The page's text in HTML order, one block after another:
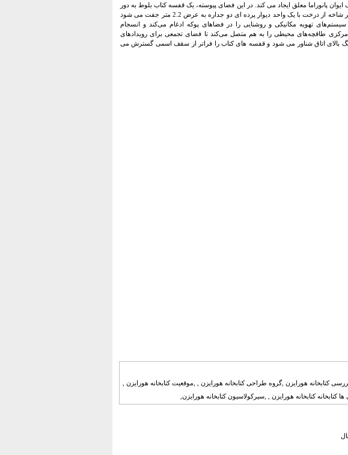
پانوراما معلق ایجاد می کند. در این فضای پیوسته، یک قفسه کتاب بلوط به دور
هسته ساختمان می پیچد و به سمت سقف بالا می رود که یادآور درخت است. هر شاخه از درخت با یک واحد دیوار پرده ای دو جداره به عرض 2.2 متر جفت می شود
تهویه مکانیکی و روشنایی را در فضاهای پوکه ادغام می‌کند و انسجام
طاقچه‌های محیطی را به هم متصل می‌کند تا فضای تجمعی برای رویدادهای
بالای اتاق شناور می شود و قفسه های کتاب را فراتر از سقف اسمی گسترش می
کتابخانه هورایزن ,گروه طراحی کتابخانه هورایزن , ,موقعیت کتابخانه هورایزن ,
کتابخانه هورایزن , ,سیرکولاسیون کتابخانه هورایزن,